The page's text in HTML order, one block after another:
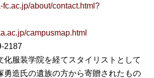
fc.ac.jp/about/contact.html?
campusmap.html
2187
服装学院を経てスタイリストとして
勇造氏の遺族の方から寄贈されたもの